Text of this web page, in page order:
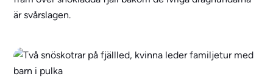
är svårslagen.